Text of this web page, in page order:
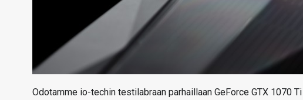
Odotamme io-techin testilabraan parhaillaan GeForce GTX 1070